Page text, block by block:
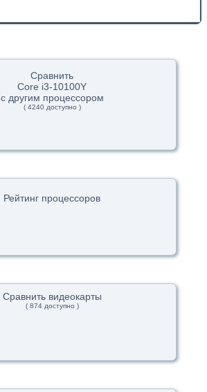
Сравнить
Core i3-10100Y
с другим процессором
( 4240 доступно )
Рейтинг процессоров
Сравнить видеокарты
( 874 доступно )